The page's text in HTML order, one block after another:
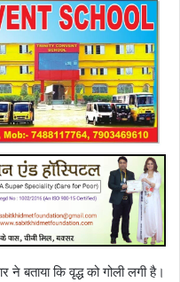
ने बताया कि वृद्ध को गोली लगी है।